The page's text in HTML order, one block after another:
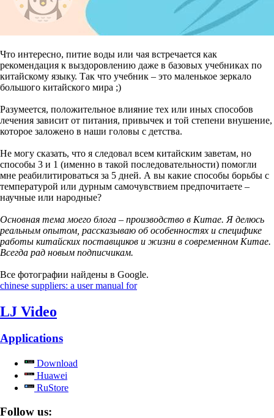
Что интересно, питие воды или чая встречается как
рекомендация к выздоровлению даже в базовых учебниках по
китайскому языку. Так что учебник – это маленькое зеркало
большого китайского мира ;)
Разумеется, положительное влияние тех или иных способов
лечения зависит от питания, привычек и той степени внушение,
которое заложено в наши головы с детства.
Не могу сказать, что я следовал всем китайским заветам, но
способы 3 и 1 (именно в такой последовательности) помогли
мне реабилитироваться за 5 дней. А вы какие способы борьбы с
температурой или дурным самочувствием предпочитаете –
научные или народные?
Основная тема моего блога – производство в Китае. Я делюсь
реальным опытом, рассказываю об особенностях и специфике
работы китайских поставщиков и жизни в современном Китае.
Всегда рад новым подписчикам.
Все фотографии найдены в Google.
chinese suppliers: a user manual for
LJ Video
Applications
Download
Huawei
RuStore
Follow us: